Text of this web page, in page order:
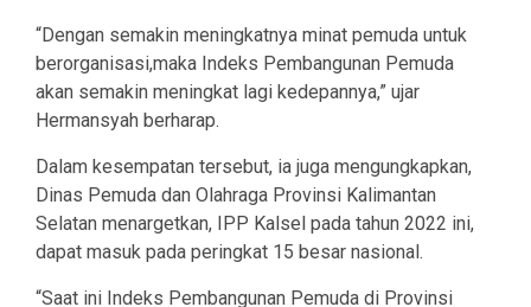
“Dengan semakin meningkatnya minat pemuda untuk
berorganisasi,maka Indeks Pembangunan Pemuda
akan semakin meningkat lagi kedepannya,” ujar
Hermansyah berharap.
Dalam kesempatan tersebut, ia juga mengungkapkan,
Dinas Pemuda dan Olahraga Provinsi Kalimantan
Selatan menargetkan, IPP Kalsel pada tahun 2022 ini,
dapat masuk pada peringkat 15 besar nasional.
“Saat ini Indeks Pembangunan Pemuda di Provinsi